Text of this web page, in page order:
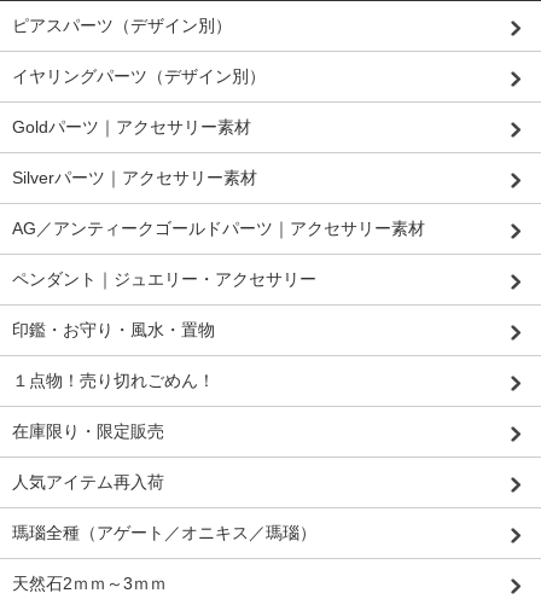
ピアスパーツ（デザイン別）
イヤリングパーツ（デザイン別）
Goldパーツ｜アクセサリー素材
Silverパーツ｜アクセサリー素材
AG／アンティークゴールドパーツ｜アクセサリー素材
ペンダント｜ジュエリー・アクセサリー
印鑑・お守り・風水・置物
１点物！売り切れごめん！
在庫限り・限定販売
人気アイテム再入荷
瑪瑙全種（アゲート／オニキス／瑪瑙）
天然石2ｍｍ～3ｍｍ